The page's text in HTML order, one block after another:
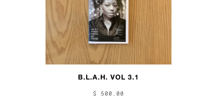
B.L.A.H. VOL 3.1
$ 500.00